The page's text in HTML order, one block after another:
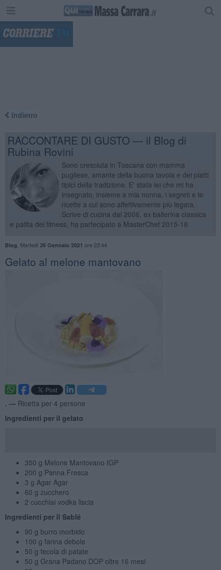
Indietro
RACCONTARE DI GUSTO — il Blog di
Rubina Rovini
Sono cresciuta in Toscana con mamma
pugliese, amante della buona tavola e dei piatti
tipici della tradizione. E' stata lei che mi ha
insegnato, insieme a mia nonna, i segreti e le
ricette a cui sono affettivamente più legata.
Scrive di cucina dal 2006, ex ballerina classica
e patita del fitness, ha partecipato a MasterChef 2015-16
Blog Martedì 26 Gennaio 2021 ore 23:44
Gelato al melone mantovano
. — Ricetta per 4 persone
Ingredienti per il gelato
350 g Melone Mantovano IGP
200 g Panna Fresca
3 g Agar Agar
60 g zucchero
2 cucchiai vodka liscia
Ingredienti per il Sablé
90 g burro morbido
100 g farina debole
50 g fecola di patate
50 g Grana Padano DOP oltre 16 mesi